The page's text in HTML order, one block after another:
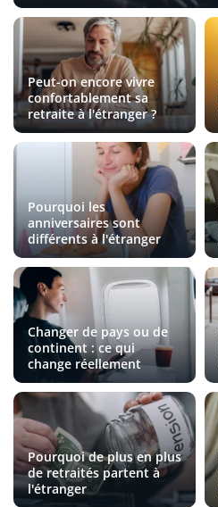
Peut-on encore vivre
confortablement sa
retraite à l'étranger ?
Pourquoi les
anniversaires sont
différents à l'étranger
Changer de pays ou de
continent : ce qui
change réellement
Pourquoi de plus en plus
de retraités partent à
l'étranger